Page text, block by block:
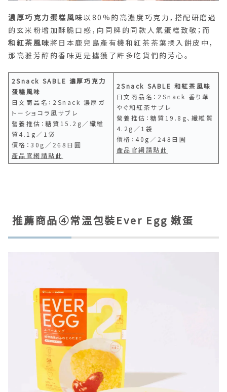
濃厚巧克力蛋糕風味以80%的高濃度巧克力，搭配研磨過
的玄米粉增加酥脆口感，向同牌的同款人氣蛋糕致敬；而
和紅茶風味將日本鹿兒島產有機和紅茶茶葉揉入餅皮中，
那高雅芳醇的香味更是擄獲了許多吃貨們的芳心。
2Snack SABLE 濃厚巧克力
蛋糕風味
日文商品名：2Snack 濃厚ガ
トーショコラ風サブレ
營養推估：糖質15.2g／纖維
質4.1g／1袋
價格：30g／268日圓
產品官網請點此
2Snack SABLE 和紅茶風味
日文商品名：2Snack 香り華
やぐ和紅茶サブレ
營養推估：糖質19.8g、纖維質
4.2g／1袋
價格：40g／248日圓
產品官網請點此
推薦商品④常溫包裝Ever Egg 嫩蛋